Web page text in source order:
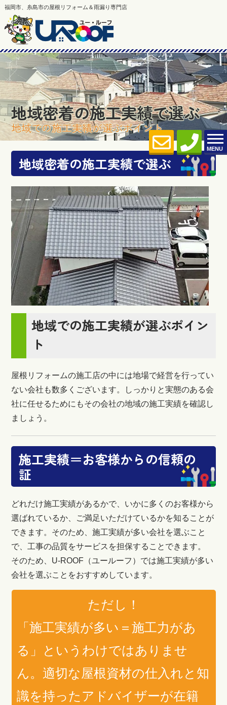
福岡市、糸島市の屋根リフォーム＆雨漏り専門店
MENU
地域密着の施工実績で選ぶ
地域での施工実績が選ぶポイント
地域密着の施工実績で選ぶ
地域での施工実績が選ぶポイン
ト
屋根リフォームの施工店の中には地場で経営を行ってい
ない会社も数多くございます。しっかりと実態のある会
社に任せるためにもその会社の地域の施工実績を確認し
ましょう。
施工実績＝お客様からの信頼の
証
どれだけ施工実績があるかで、いかに多くのお客様から
選ばれているか、ご満足いただけているかを知ることが
できます。そのため、施工実績が多い会社を選ぶこと
で、工事の品質をサービスを担保することできます。
そのため、U-ROOF（ユールーフ）では施工実績が多い
会社を選ぶことをおすすめしています。
ただし！
「施工実績が多い＝施工力があ
る」というわけではありませ
ん。適切な屋根資材の仕入れと知
識を持ったアドバイザーが在籍